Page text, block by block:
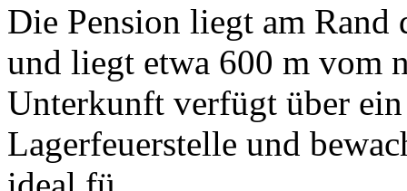
Die Pension liegt am Rand
und liegt etwa 600 m vom
Unterkunft verfügt über ein
Lagerfeuerstelle und